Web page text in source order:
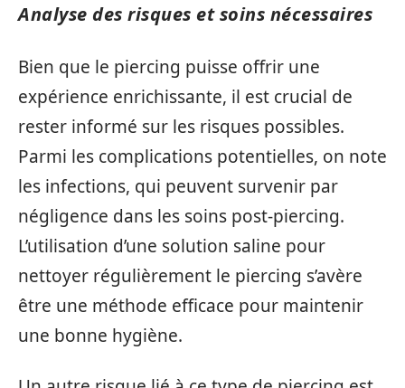
Analyse des risques et soins nécessaires
Bien que le piercing puisse offrir une
expérience enrichissante, il est crucial de
rester informé sur les risques possibles.
Parmi les complications potentielles, on note
les infections, qui peuvent survenir par
négligence dans les soins post-piercing.
L’utilisation d’une solution saline pour
nettoyer régulièrement le piercing s’avère
être une méthode efficace pour maintenir
une bonne hygiène.